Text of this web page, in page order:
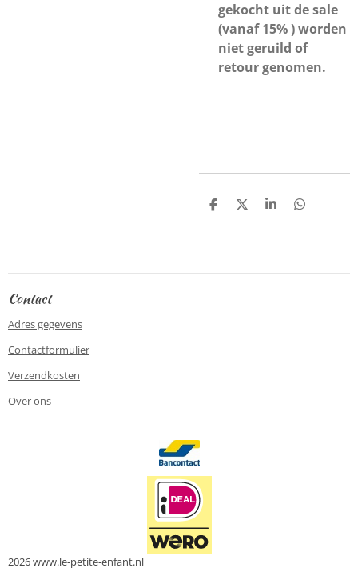
gekocht uit de sale
(vanaf 15% ) worden
niet geruild of
retour genomen.
D
D
S
D
Contact
Adres gegevens
Contactformulier
Verzendkosten
Over ons
2026 www.le-petite-enfant.nl